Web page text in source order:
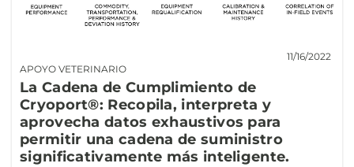
APOYO VETERINARIO
11/16/2022
La Cadena de Cumplimiento de
Cryoport®: Recopila, interpreta y
aprovecha datos exhaustivos para
permitir una cadena de suministro
significativamente más inteligente.